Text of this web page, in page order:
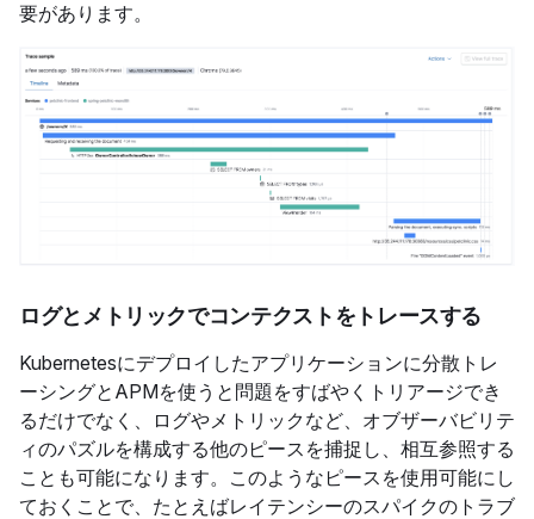
要があります。
ログとメトリックでコンテクストをトレースする
Kubernetesにデプロイしたアプリケーションに分散トレ
ーシングとAPMを使うと問題をすばやくトリアージでき
るだけでなく、ログやメトリックなど、オブザーバビリテ
ィのパズルを構成する他のピースを捕捉し、相互参照する
ことも可能になります。このようなピースを使用可能にし
ておくことで、たとえばレイテンシーのスパイクのトラブ